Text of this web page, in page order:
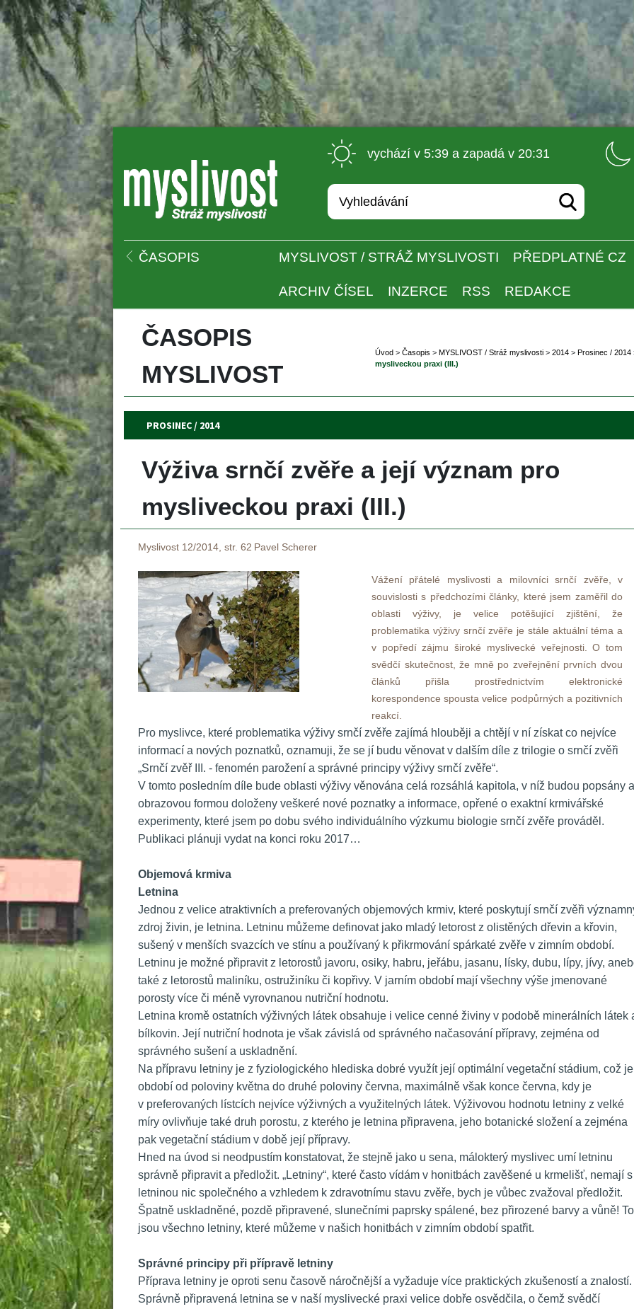
vychází v 5:39 a zapadá v 20:31
ČASOPIS MYSLIVOST / STRÁŽ MYSLIVOSTI PŘEDPLATNÉ CZ
ARCHIV ČÍSEL INZERCE RSS REDAKCE
ČASOPIS
MYSLIVOST
Úvod > Časopi > MYSLIVOST / Stráž myslivosti > 2014 > Prosinec / 2014
mysliveckou praxi (III.)
PROSINEC / 2014
Výživa srnčí zvěře a její význam pro
mysliveckou praxi (III.)
Myslivost 12/2014, str. 62 Pavel Scherer
Vážení přátelé myslivosti a milovníci srnčí zvěře, v
ouvislosti s předchozími články, které jsem zaměřil do
oblasti výživy, je velice potěšující zjištění, že
problematika výživy srnčí zvěře je stále aktuální téma a
v popředí zájmu široké myslivecké veřejnosti. O tom
vědčí skutečnost, že mně po zveřejnění prvních dvou
článků přišla prostřednictvím elektronické
korespondence spousta velice podpůrných a pozitivních
reakcí.
Pro myslivce, které problematika výživy srnčí zvěře zajímá hlouběji a chtějí v ní získat co nejvíce
informací a nových poznatků, oznamuji, že se jí budu věnovat v dalším díle z trilogie o srnčí zvěři
„Srnčí zvěř III. - fenomén parožení a správné principy výživy srnčí zvěře“.
V tomto posledním díle bude oblasti výživy věnována celá rozsáhlá kapitola, v níž budou popsány a
obrazovou formou doloženy veškeré nové poznatky a informace, opřené o exaktní krmivářské
experimenty, které jsem po dobu svého individuálního výzkumu biologie srnčí zvěře prováděl.
Publikaci plánuji vydat na konci roku 2017…
Objemová krmiva
Letnina
Jednou z velice atraktivních a preferovaných objemových krmiv, které poskytují srnčí zvěři
zdroj živin, je letnina. Letninu můžeme definovat jako mladý letorost z olistěných dřevin a křovin,
ušený v menších svazcích ve stínu a používaný k přikrmování spárkaté zvěře v zimním období.
Letninu je možné připravit z letorostů javoru, osiky, habru, jeřábu, jasanu, lísky, dubu, lípy, jívy,
také z letorostů maliníku, ostružiníku či kopřivy. V jarním období mají všechny výše jmenované
porosty více či méně vyrovnanou nutriční hodnotu.
Letnina kromě ostatních výživných látek obsahuje i velice cenné živiny v podobě minerálních látek
bílkovin. Její nutriční hodnota je však závislá od správného načasování přípravy, zejména od
právného sušení a uskladnění.
Na přípravu letniny je z fyziologického hlediska dobré využít její optimální vegetační stádium, což je
období od poloviny května do druhé poloviny června, maximálně však konce června, kdy je
v preferovaných lístcích nejvíce výživných a využitelných látek. Výživovou hodnotu letniny z velké
míry ovlivňuje také druh porostu, z kterého je letnina připravena, jeho botanické složení a zejména
pak vegetační stádium v době její přípravy.
Hned na úvod si neodpustím konstatovat, že stejně jako u sena, málokterý myslivec umí letninu
právně připravit a předložit. „Letniny“, které často vídám v honitbách zavěšené u krmelišť, nemají s
letninou nic společného a vzhledem k zdravotnímu stavu zvěře, bych je vůbec zvažoval předložit.
Špatně uskladněné, pozdě připravené, slunečními paprsky spálené, bez přirozené barvy a vůně! To
jsou všechno letniny, které můžeme v našich honitbách v zimním období spatřit.
Správné principy při přípravě letniny
Příprava letniny je oproti senu časově náročnější a vyžaduje více praktických zkušeností a znalostí.
Správně připravená letnina se v naší myslivecké praxi velice dobře osvědčila, o čemž svědčí